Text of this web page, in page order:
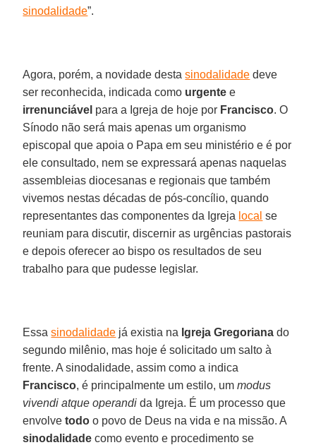
sinodalidade”.
Agora, porém, a novidade destasinodalidade deve
ser reconhecida, indicada como urgente e
irrenunciável para a Igreja de hoje por Francisco. O
Sínodo não será mais apenas um organismo
episcopal que apoia o Papa em seu ministério e é por
ele consultado, nem se expressará apenas naquelas
assembleias diocesanas e regionais que também
vivemos nestas décadas de pós-concílio, quando
representantes das componentes da Igreja local se
reuniam para discutir, discernir as urgências pastorais
e depois oferecer ao bispo os resultados de seu
trabalho para que pudesse legislar.
Essasinodalidade já existia na Igreja Gregoriana do
segundo milênio, mas hoje é solicitado um salto à
frente. A sinodalidade, assim como a indica
Francisco, é principalmente um estilo, ummodus
vivendi atque operandi da Igreja. É um processo que
envolvetodo o povo de Deus na vida e na missão. A
sinodalidade como evento e procedimento se